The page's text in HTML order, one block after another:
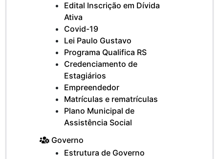
Edital Inscrição em Dívida
Ativa
Covid-19
Lei Paulo Gustavo
Programa Qualifica RS
Credenciamento de
Estagiários
Empreendedor
Matrículas e rematrículas
Plano Municipal de
Assistência Social
Governo
Estrutura de Governo